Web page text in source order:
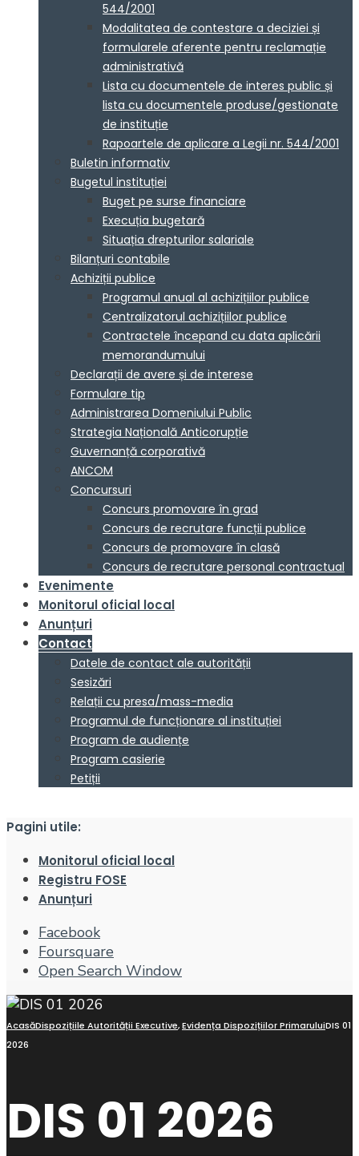
544/2001
Modalitatea de contestare a deciziei și
formularele aferente pentru reclamație
administrativă
Lista cu documentele de interes public și
lista cu documentele produse/gestionate
de instituție
Rapoartele de aplicare a Legii nr. 544/2001
Buletin informativ
Bugetul instituției
Buget pe surse financiare
Execuția bugetară
Situația drepturilor salariale
Bilanțuri contabile
Achiziții publice
Programul anual al achizițiilor publice
Centralizatorul achizițiilor publice
Contractele începand cu data aplicării
memorandumului
Declarații de avere și de interese
Formulare tip
Administrarea Domeniului Public
Strategia Națională Anticorupție
Guvernanță corporativă
ANCOM
Concursuri
Concurs promovare în grad
Concurs de recrutare funcții publice
Concurs de promovare în clasă
Concurs de recrutare personal contractual
Evenimente
Monitorul oficial local
Anunțuri
Contact
Datele de contact ale autorității
Sesizări
Relații cu presa/mass-media
Programul de funcționare al instituției
Program de audiențe
Program casierie
Petiții
Pagini utile:
Monitorul oficial local
Registru FOSE
Anunțuri
Facebook
Foursquare
Open Search Window
AcasăDispozițiile Autorității Executive,Evidența Dispozițiilor PrimaruluiDIS 01
2026
DIS 01 2026